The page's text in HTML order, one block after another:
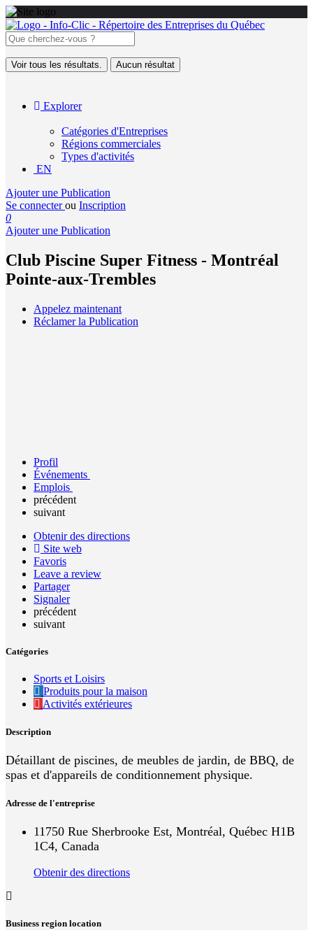
Voir tous les résultats. Aucun résultat
Explorer
Catégories d'Entreprises
Régions commerciales
Types d'activités
EN
Ajouter une Publication
Se connecterou Inscription
0
Ajouter une Publication
Club Piscine Super Fitness - Montréal
Pointe-aux-Trembles
Appelez maintenant
Réclamer la Publication
Profil
Événements
Emplois
précédent
suivant
Obtenir des directions
Site web
Favoris
Leave a review
Partager
Signaler
précédent
suivant
Catégories
Sports et Loisirs
Produits pour la maison
Activités extérieures
Description
Détaillant de piscines, de meubles de jardin, de BBQ, de
spas et d'appareils de conditionnement physique.
Adresse de l'entreprise
11750 Rue Sherbrooke Est, Montréal, Québec H1B
1C4, Canada
Obtenir des directions
Business region location